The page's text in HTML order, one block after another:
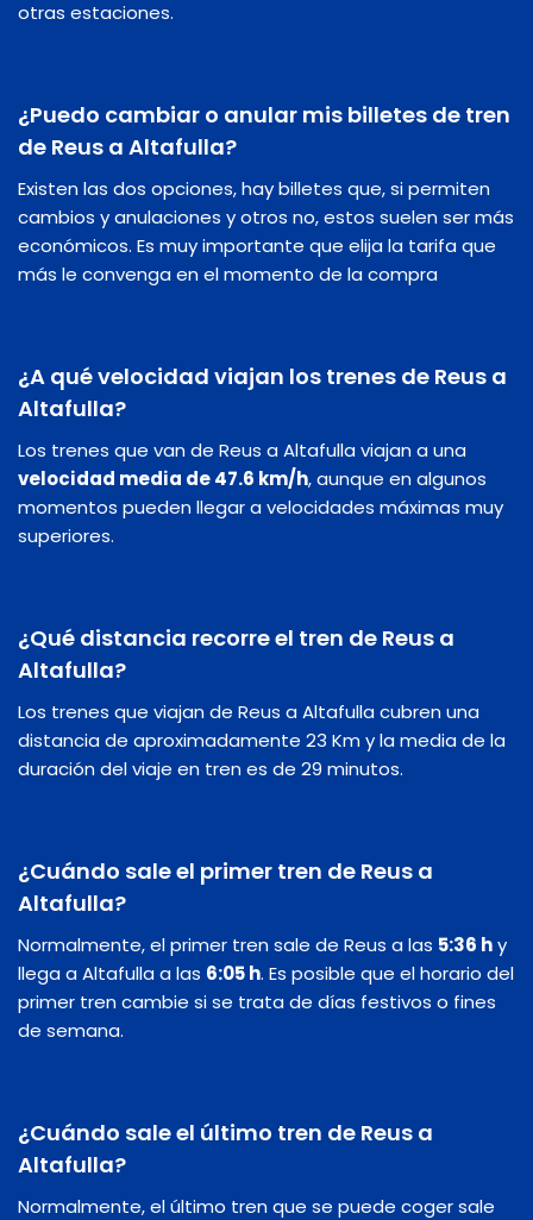
otras estaciones.
¿Puedo cambiar o anular mis billetes de tren
de Reus a Altafulla?
Existen las dos opciones, hay billetes que, si permiten
cambios y anulaciones y otros no, estos suelen ser más
económicos. Es muy importante que elija la tarifa que
más le convenga en el momento de la compra
¿A qué velocidad viajan los trenes de Reus a
Altafulla?
Los trenes que van de Reus a Altafulla viajan a una
velocidad media de 47.6 km/h, aunque en algunos
momentos pueden llegar a velocidades máximas muy
superiores.
¿Qué distancia recorre el tren de Reus a
Altafulla?
Los trenes que viajan de Reus a Altafulla cubren una
distancia de aproximadamente 23 Km y la media de la
duración del viaje en tren es de 29 minutos.
¿Cuándo sale el primer tren de Reus a
Altafulla?
Normalmente, el primer tren sale de Reus a las 5:36 hy
llega a Altafulla a las 6:05 h. Es posible que el horario del
primer tren cambie si se trata de días festivos o fines
de semana.
¿Cuándo sale el último tren de Reus a
Altafulla?
Normalmente, el último tren que se puede coger sale